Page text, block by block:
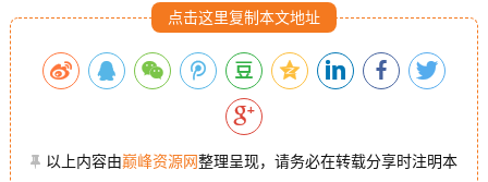
点击这里复制本文地址
以上内容由巅峰资源网整理呈现，请务必在转载分享时注明本